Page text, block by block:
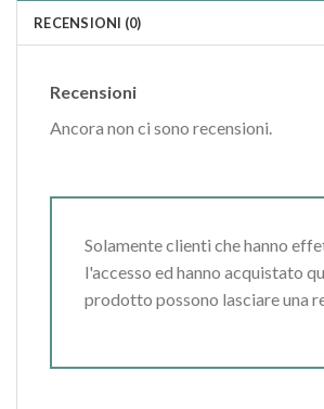
RECENSIONI (0)
Recensioni
Ancora non ci sono recensioni.
Solamente clienti che hanno
l'accesso ed hanno acquistato
prodotto possono lasciare una